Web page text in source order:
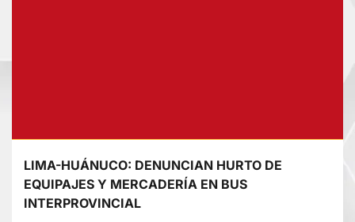
LIMA-HUÁNUCO: DENUNCIAN HURTO DE
EQUIPAJES Y MERCADERÍA EN BUS
INTERPROVINCIAL